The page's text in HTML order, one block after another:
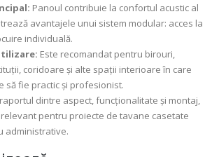
Panoul contribuie la confortul acustic al
avantajele unui sistem modular: acces la
individuală.
Este recomandat pentru birouri,
coridoare și alte spații interioare în care
să fie practic și profesionist.
dintre aspect, funcționalitate și montaj,
pentru proiecte de tavane casetate
administrative.